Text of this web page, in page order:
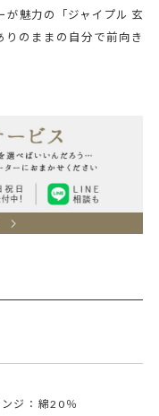
が魅力の「ジャイプル 玄
りのままの自分で前向き
ジ：綿20％